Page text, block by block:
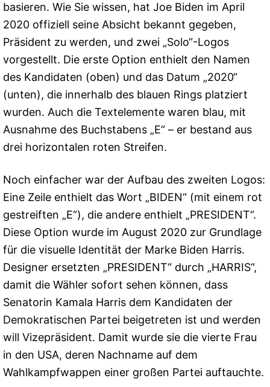
basieren. Wie Sie wissen, hat Joe Biden im April
2020 offiziell seine Absicht bekannt gegeben,
Präsident zu werden, und zwei „Solo“-Logos
vorgestellt. Die erste Option enthielt den Namen
des Kandidaten (oben) und das Datum „2020“
(unten), die innerhalb des blauen Rings platziert
wurden. Auch die Textelemente waren blau, mit
Ausnahme des Buchstabens „E“ – er bestand aus
drei horizontalen roten Streifen.
Noch einfacher war der Aufbau des zweiten Logos:
Eine Zeile enthielt das Wort „BIDEN“ (mit einem rot
gestreiften „E“), die andere enthielt „PRESIDENT“.
Diese Option wurde im August 2020 zur Grundlage
für die visuelle Identität der Marke Biden Harris.
Designer ersetzten „PRESIDENT“ durch „HARRIS“,
damit die Wähler sofort sehen können, dass
Senatorin Kamala Harris dem Kandidaten der
Demokratischen Partei beigetreten ist und werden
will Vizepräsident. Damit wurde sie die vierte Frau
in den USA, deren Nachname auf dem
Wahlkampfwappen einer großen Partei auftauchte.